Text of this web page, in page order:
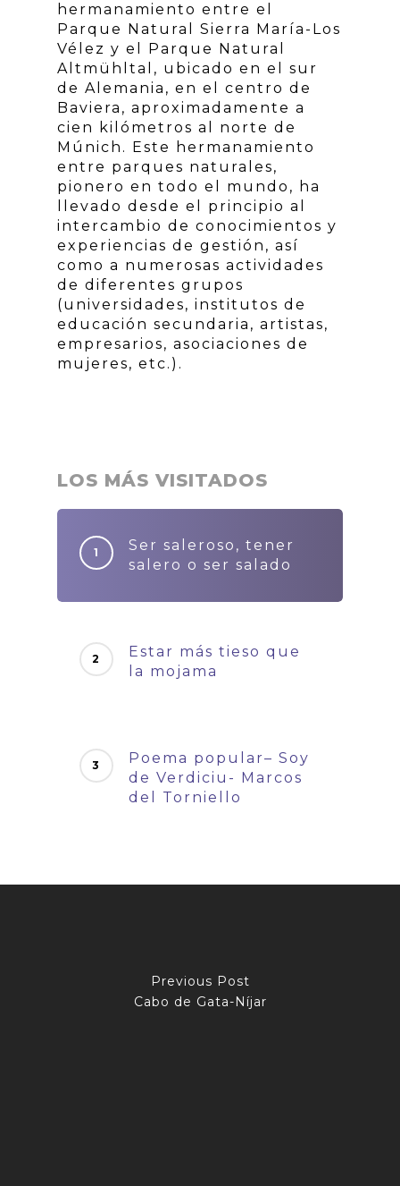
hermanamiento entre el
Parque Natural Sierra María-Los
Vélez y el Parque Natural
Altmühltal, ubicado en el sur
de Alemania, en el centro de
Baviera, aproximadamente a
cien kilómetros al norte de
Múnich. Este hermanamiento
entre parques naturales,
pionero en todo el mundo, ha
llevado desde el principio al
intercambio de conocimientos y
experiencias de gestión, así
como a numerosas actividades
de diferentes grupos
(universidades, institutos de
educación secundaria, artistas,
empresarios, asociaciones de
mujeres, etc.).
LOS MÁS VISITADOS
Ser saleroso, tener
salero o ser salado
Estar más tieso que
la mojama
Poema popular– Soy
de Verdiciu- Marcos
del Torniello
Previous Post
Cabo de Gata-Níjar